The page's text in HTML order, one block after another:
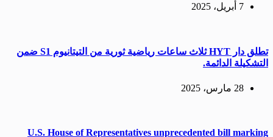
7 أبريل، 2025
تطلق دار HYT ثلاث ساعات رياضية ثورية من التيتانيوم S1 ضمن
التشكيلة الدائمة.
28 مارس، 2025
U.S. House of Representatives unprecedented bill marking